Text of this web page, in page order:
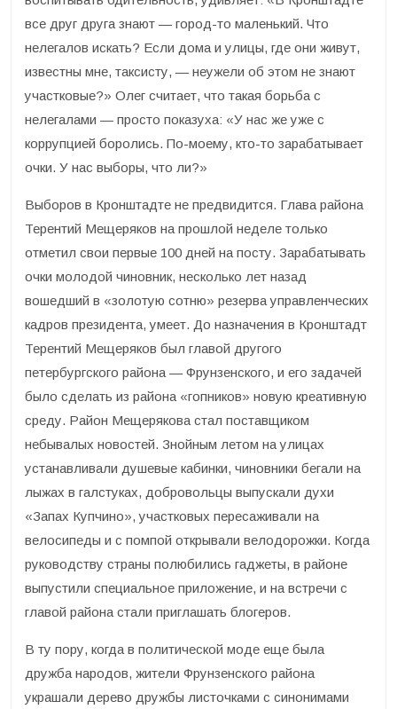
все друг друга знают — город-то маленький. Что
нелегалов искать? Если дома и улицы, где они живут,
известны мне, таксисту, — неужели об этом не знают
участковые?» Олег считает, что такая борьба с
нелегалами — просто показуха: «У нас же уже с
коррупцией боролись. По-моему, кто-то зарабатывает
очки. У нас выборы, что ли?»
Выборов в Кронштадте не предвидится. Глава района
Терентий Мещеряков на прошлой неделе только
отметил свои первые 100 дней на посту. Зарабатывать
очки молодой чиновник, несколько лет назад
вошедший в «золотую сотню» резерва управленческих
кадров президента, умеет. До назначения в Кронштадт
Терентий Мещеряков был главой другого
петербургского района — Фрунзенского, и его задачей
было сделать из района «гопников» новую креативную
среду. Район Мещерякова стал поставщиком
небывалых новостей. Знойным летом на улицах
устанавливали душевые кабинки, чиновники бегали на
лыжах в галстуках, добровольцы выпускали духи
«Запах Купчино», участковых пересаживали на
велосипеды и с помпой открывали велодорожки. Когда
руководству страны полюбились гаджеты, в районе
выпустили специальное приложение, и на встречи с
главой района стали приглашать блогеров.
В ту пору, когда в политической моде еще была
дружба народов, жители Фрунзенского района
украшали дерево дружбы листочками с синонимами